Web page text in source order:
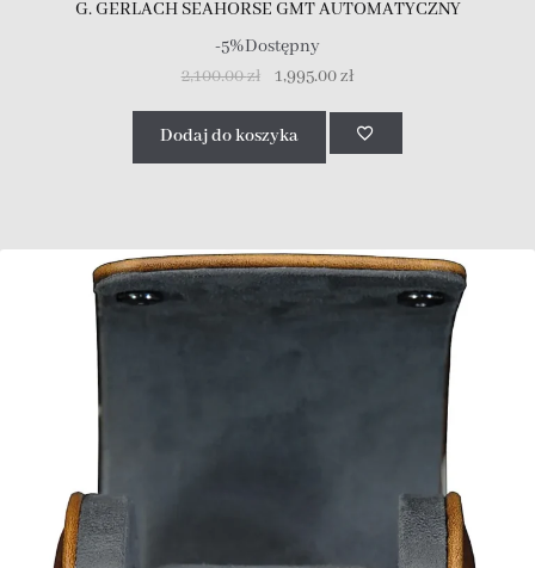
G. GERLACH SEAHORSE GMT AUTOMATYCZNY
-5%Dostępny
2,100.00zł 1,995.00zł
Dodaj do koszyka